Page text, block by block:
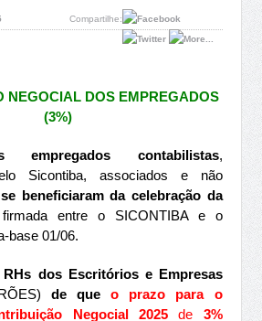
Compartilhe:
NEGOCIAL DOS EMPREGADOS
(3%)
empregados contabilistas,
Sicontiba, associados e não
beneficiaram da celebração da
firmada entre o SICONTIBA e o
base 01/06.
RHs dos Escritórios e Empresas
de queo prazo para o
Negocial 2025de 3%